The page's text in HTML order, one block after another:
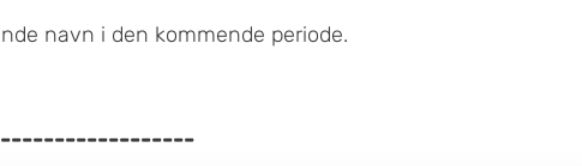
navn i den kommende periode.